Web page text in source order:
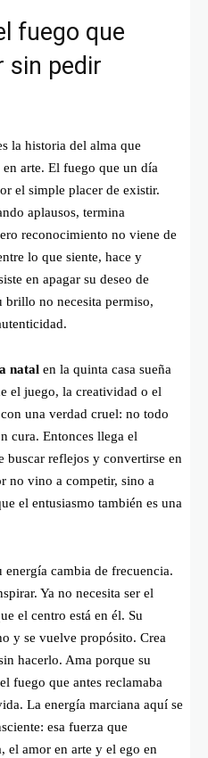
fuego que
sin pedir
la historia del alma que
arte. El fuego que un día
el simple placer de existir.
aplausos, termina
reconocimiento no viene de
lo que siente, hace y
en apagar su deseo de
brillo no necesita permiso,
natal en la quinta casa sueña
el juego, la creatividad o el
una verdad cruel: no todo
cura. Entonces llega el
buscar reflejos y convertirse en
no vino a competir, sino a
el entusiasmo también es una
energía cambia de frecuencia.
Ya no necesita ser el
el centro está en él. Su
y se vuelve propósito. Crea
hacerlo. Ama porque su
fuego que antes reclamaba
La energía marciana aquí se
esa fuerza que
el amor en arte y el ego en